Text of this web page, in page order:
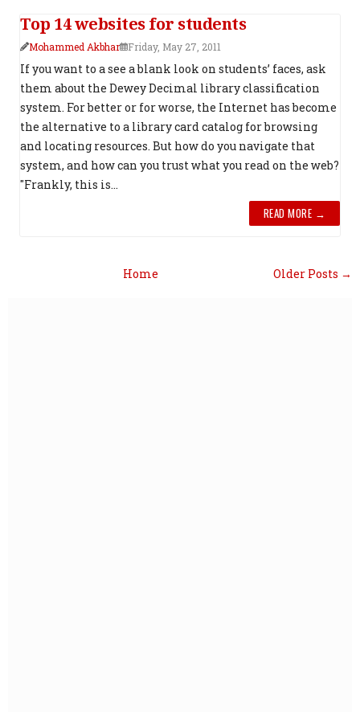
Top 14 websites for students
Mohammed Akbhar Friday, May 27, 2011
If you want to a see a blank look on students’ faces, ask
them about the Dewey Decimal library classification
system. For better or for worse, the Internet has become
the alternative to a library card catalog for browsing
and locating resources. But how do you navigate that
system, and how can you trust what you read on the web?
"Frankly, this is...
READ MORE →
Older Posts →
Home